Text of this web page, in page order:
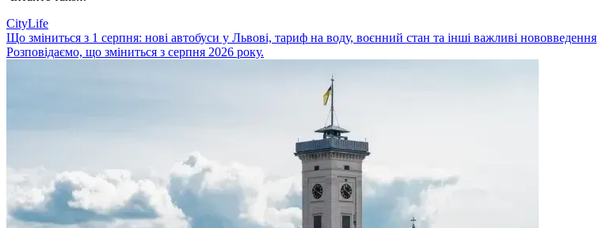
CityLife
Що зміниться з 1 серпня: нові автобуси у Львові, тариф на воду, воєнний стан та інші важливі нововведення
Розповідаємо, що зміниться з серпня 2026 року.